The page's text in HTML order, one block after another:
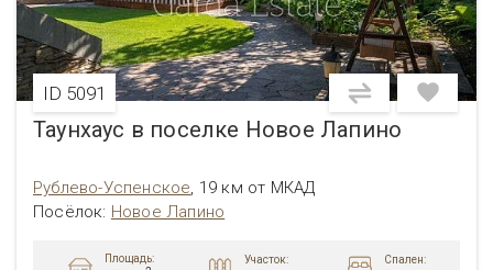
ID 5091
Таунхаус в поселке Новое Лапино
Рублево-Успенское, 19 км от МКАД
Посёлок: Новое Лапино
Площадь: Участок: Спален: